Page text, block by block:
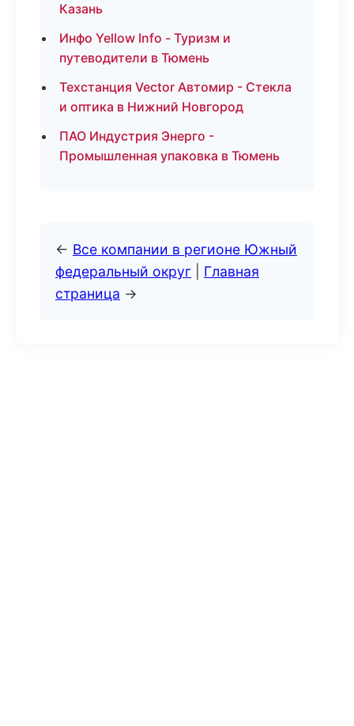
Казань
Инфо Yellow Info - Туризм и
путеводители в Тюмень
Техстанция Vector Автомир - Стекла
и оптика в Нижний Новгород
ПАО Индустрия Энерго -
Промышленная упаковка в Тюмень
← Все компании в регионе Южный
федеральный округ
Главная
страница →